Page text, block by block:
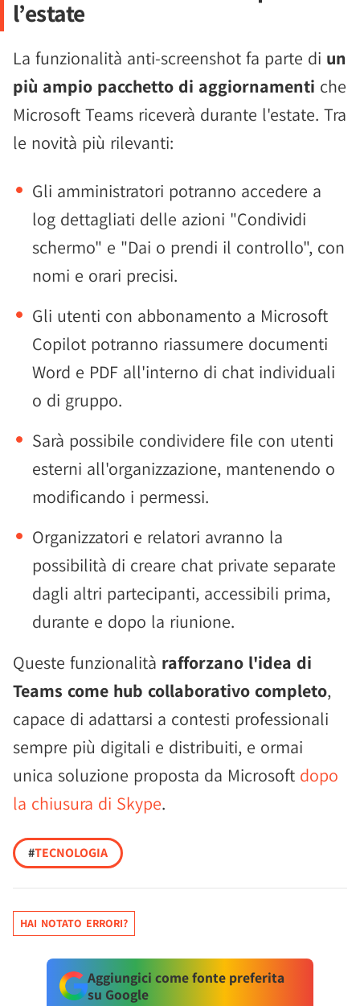
l’estate
La funzionalità anti-screenshot fa parte di un
più ampio pacchetto di aggiornamenti che
Microsoft Teams riceverà durante l'estate. Tra
le novità più rilevanti:
Gli amministratori potranno accedere a
log dettagliati delle azioni "Condividi
schermo" e "Dai o prendi il controllo", con
nomi e orari precisi.
Gli utenti con abbonamento a Microsoft
Copilot potranno riassumere documenti
Word e PDF all'interno di chat individuali
o di gruppo.
Sarà possibile condividere file con utenti
esterni all'organizzazione, mantenendo o
modificando i permessi.
Organizzatori e relatori avranno la
possibilità di creare chat private separate
dagli altri partecipanti, accessibili prima,
durante e dopo la riunione.
Queste funzionalità rafforzano l'idea di
Teams come hub collaborativo completo,
capace di adattarsi a contesti professionali
sempre più digitali e distribuiti, e ormai
unica soluzione proposta da Microsoft dopo
la chiusura di Skype.
#TECNOLOGIA
HAI NOTATO ERRORI?
Aggiungici come fonte preferita
su Google